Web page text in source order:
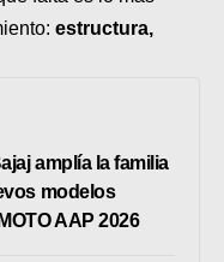
estructura,
amplía la familia
modelos
AAP 2026